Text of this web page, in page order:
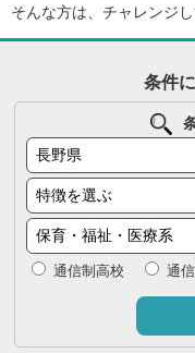
東海
四国
そんな方は、チャレンジ
条件
通信制高校 通